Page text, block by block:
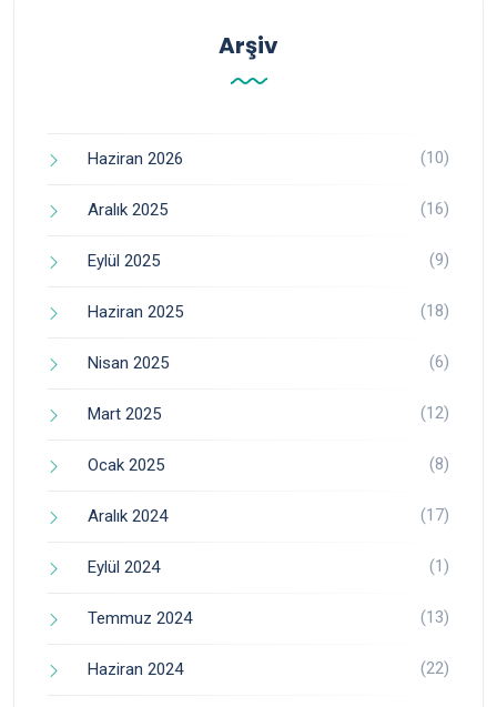
Arşiv
Haziran 2026 (10)
Aralık 2025 (16)
Eylül 2025 (9)
Haziran 2025 (18)
Nisan 2025 (6)
Mart 2025 (12)
Ocak 2025 (8)
Aralık 2024 (17)
Eylül 2024 (1)
Temmuz 2024 (13)
Haziran 2024 (22)